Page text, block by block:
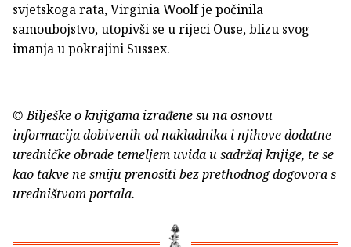
svjetskoga rata, Virginia Woolf je počinila
samoubojstvo, utopivši se u rijeci Ouse, blizu svog
imanja u pokrajini Sussex.
© Bilješke o knjigama izrađene su na osnovu
informacija dobivenih od nakladnika i njihove dodatne
uredničke obrade temeljem uvida u sadržaj knjige, te se
kao takve ne smiju prenositi bez prethodnog dogovora s
uredništvom portala.